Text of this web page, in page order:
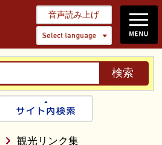
音声読み上げ
Select
Google検索
観光リンク集